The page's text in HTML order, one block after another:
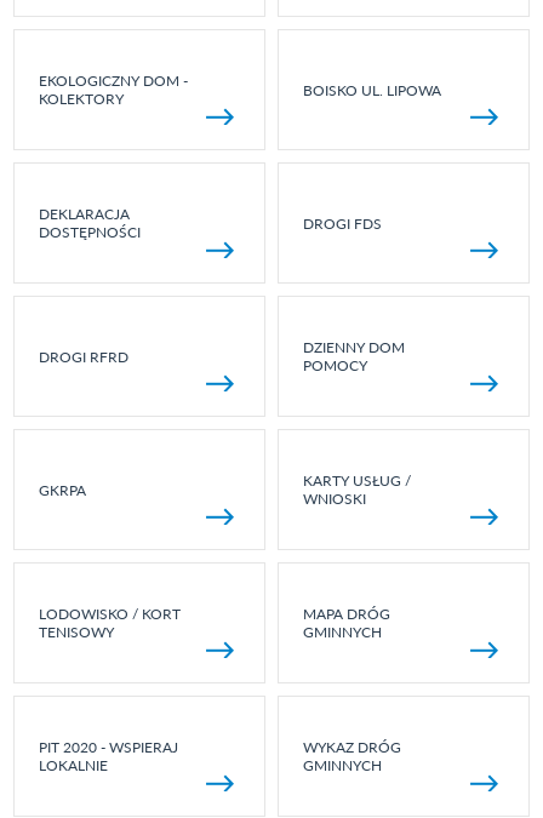
EKOLOGICZNY DOM -
KOLEKTORY
BOISKO UL. LIPOWA
DEKLARACJA
DOSTĘPNOŚCI
DROGI FDS
DROGI RFRD
DZIENNY DOM
POMOCY
GKRPA
KARTY USŁUG /
WNIOSKI
LODOWISKO / KORT
TENISOWY
MAPA DRÓG
GMINNYCH
PIT 2020 - WSPIERAJ
LOKALNIE
WYKAZ DRÓG
GMINNYCH